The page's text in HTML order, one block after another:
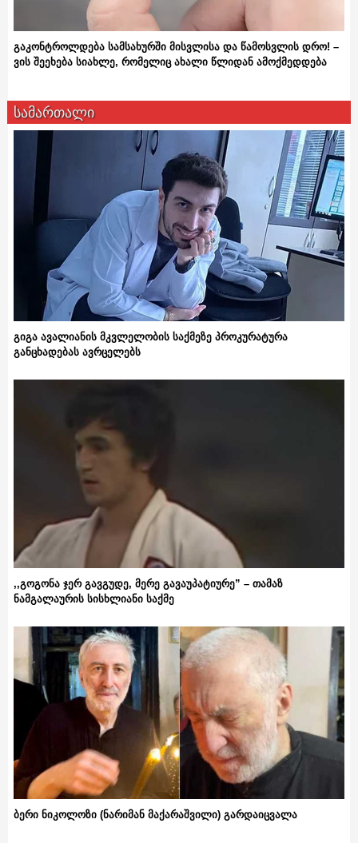
გაკონტროლდება სამსახურში მისვლისა და წამოსვლის დრო! –
ვის შეეხება სიახლე, რომელიც ახალი წლიდან ამოქმედდება
სამართალი
გიგა ავალიანის მკვლელობის საქმეზე პროკურატურა
განცხადებას ავრცელებს
,,გოგონა ჯერ გავგუდე, მერე გავაუპატიურე” – თამაზ
ნამგალაურის სისხლიანი საქმე
ბერი ნიკოლოზი (ნარიმან მაქარაშვილი) გარდაიცვალა